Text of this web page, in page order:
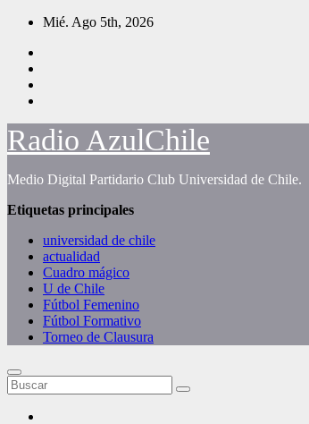
Saltar
contenido
Mié. Ago 5th, 2026
Radio AzulChile
Medio Digital Partidario Club Universidad de Chile.
Etiquetas principales
universidad de chile
actualidad
Cuadro mágico
U de Chile
Fútbol Femenino
Fútbol Formativo
Torneo de Clausura